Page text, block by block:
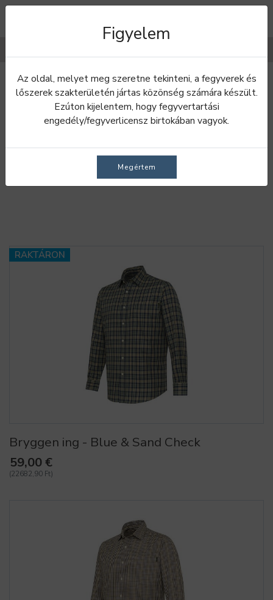
Bevezetés Ruhák Ingek
INGEK
Női ingek
RAKTÁRON
Bryggen ing - Blue & Sand Check
59,00 €
(22682,90 Ft)
Figyelem
Az oldal, melyet meg szeretne tekinteni, a fegyverek és
lőszerek szakterületén jártas közönség számára készült.
Ezúton kijelentem, hogy fegyvertartási
engedély/fegyverlicensz birtokában vagyok.
Megértem